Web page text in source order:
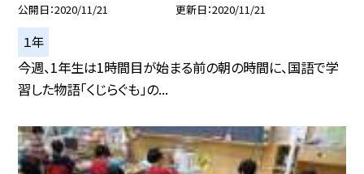
公開日 2020/11/21 更新日 2020/11/21
１年
今週、1年生は1時間目が始まる前の朝の時間に、国語で学
習した物語「くじらぐも」の...